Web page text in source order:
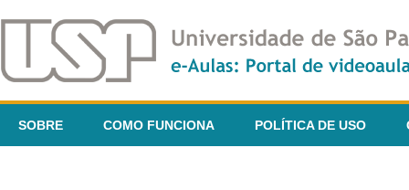
SOBRE COMO FUNCIONA POLÍTICA DE USO